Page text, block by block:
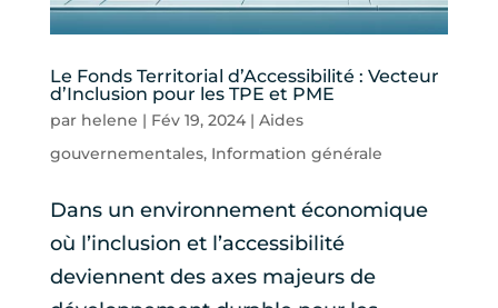
Le Fonds Territorial d’Accessibilité : Vecteur
d’Inclusion pour les TPE et PME
par helene | Fév 19, 2024| Aides
gouvernementales, Information générale
Dans un environnement économique
où l’inclusion et l’accessibilité
deviennent des axes majeurs de